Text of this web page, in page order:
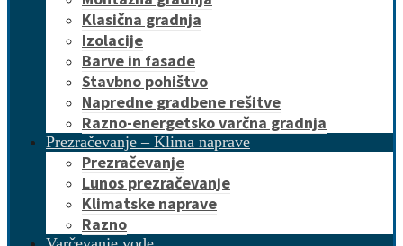
Klasična gradnja
Izolacije
Barve in fasade
Stavbno pohištvo
Napredne gradbene rešitve
Razno-energetsko varčna gradnja
Prezračevanje – Klima naprave
Prezračevanje
Lunos prezračevanje
Klimatske naprave
Razno